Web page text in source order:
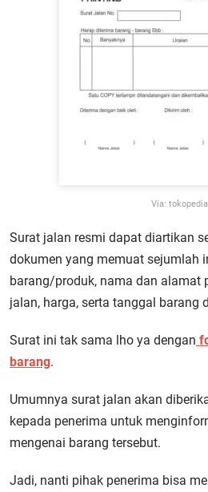
Via: tokopedia
Surat jalan resmi dapat diartikan
dokumen yang memuat sejumlah
barang/produk, nama dan alamat
jalan, harga, serta tanggal barang
Surat ini tak sama lho ya dengan
barang.
Umumnya surat jalan akan
kepada penerima untuk
mengenai barang tersebut.
Jadi, nanti pihak penerima bisa